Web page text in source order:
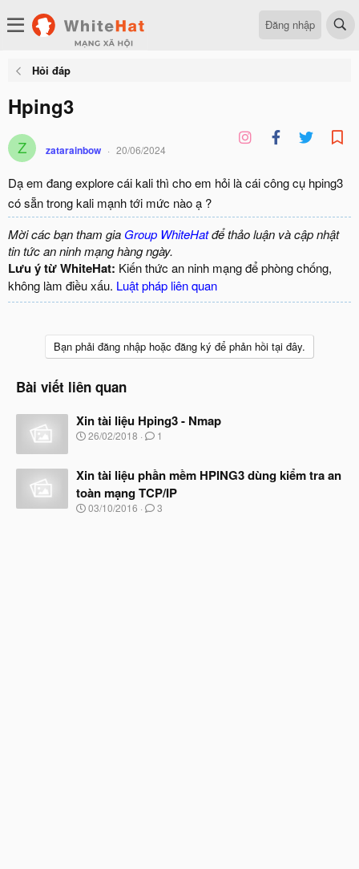
Đăng nhập
Hỏi đáp
Hping3
Z zatarainbow 20/06/2024
Dạ em đang explore cái kali thì cho em hỏi là cái công cụ hping3
có sẵn trong kali mạnh tới mức nào ạ ?
Mời các bạn tham gia Group WhiteHatđể thảo luận và cập nhật
tin tức an ninh mạng hàng ngày.
Lưu ý từ WhiteHat: Kiến thức an ninh mạng để phòng chống,
không làm điều xấu. Luật pháp liên quan
Bạn phải đăng nhập hoặc đăng ký để phản hồi tại đây.
Bài viết liên quan
Xin tài liệu Hping3 - Nmap
N
y
b
ắ
t
26/02/2018 1
Xin tài liệu phần mềm HPING3 dùng kiểm tra an
toàn mạng TCP/IP
N
03/10/2016 3